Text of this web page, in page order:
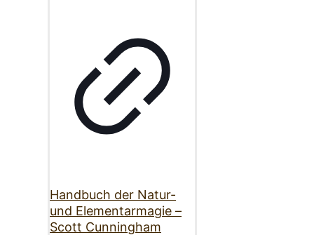
Handbuch der Natur-
und Elementarmagie –
Scott Cunningham